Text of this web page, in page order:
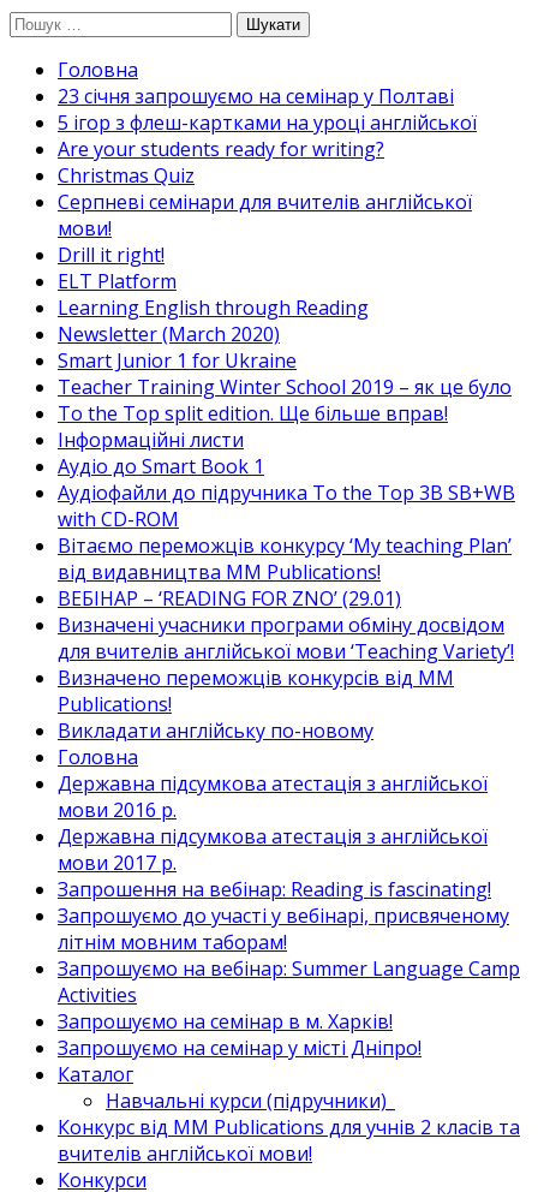
Перейти
вмісту
Пошук:
Головна
23 січня запрошуємо на семінар у Полтаві
5 ігор з флеш-картками на уроці англійської
Are your students ready for writing?
Christmas Quiz
Cерпневі семінари для вчителів англійської
мови!
Drill it right!
ELT Platform
Learning English through Reading
Newsletter (March 2020)
Smart Junior 1 for Ukraine
Teacher Training Winter School 2019 – як це було
To the Top split edition. Ще більше вправ!
Інформаційні листи
Аудіо до Smart Book 1
Аудіофайли до підручника To the Top 3B SB+WB
with CD-ROM
Вітаємо переможців конкурсу ‘My teaching Plan’
від видавництва MM Publications!
ВЕБІНАР – ‘READING FOR ZNO’ (29.01)
Визначені учасники програми обміну досвідом
для вчителів англійської мови ‘Teaching Variety’!
Визначено переможців конкурсів від MM
Publications!
Викладати англійську по-новому
Головна
Державна підсумкова атестація з англійської
мови 2016 р.
Державна підсумкова атестація з англійської
мови 2017 р.
Запрошення на вебінар: Reading is fascinating!
Запрошуємо до участі у вебінарі, присвяченому
літнім мовним таборам!
Запрошуємо на вебінар: Summer Language Camp
Activities
Запрошуємо на семінар в м. Харків!
Запрошуємо на семінар у місті Дніпро!
Каталог
Навчальні курси (підручники)_
Конкурс від MM Publications для учнів 2 класів та
вчителів англійської мови!
Конкурси